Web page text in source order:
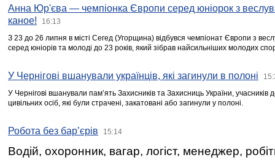
Анна Юр'єва — чемпіонка Європи серед юніорок з
каное!
16:13
З 23 до 26 липня в місті Сегед (Угорщина) відбувся чемпіонат Європи з
серед юніорів та молоді до 23 років, який зібрав найсильніших молодих
У Чернігові вшанували українців, які загинули в полоні
У Чернігові вшанували пам’ять Захисників та Захисниць України,
цивільних осіб, які були страчені, закатовані або загинули у полоні.
Робота без бар’єрів 15:14
Водій, охоронник, вагар, логіст, менеджер,